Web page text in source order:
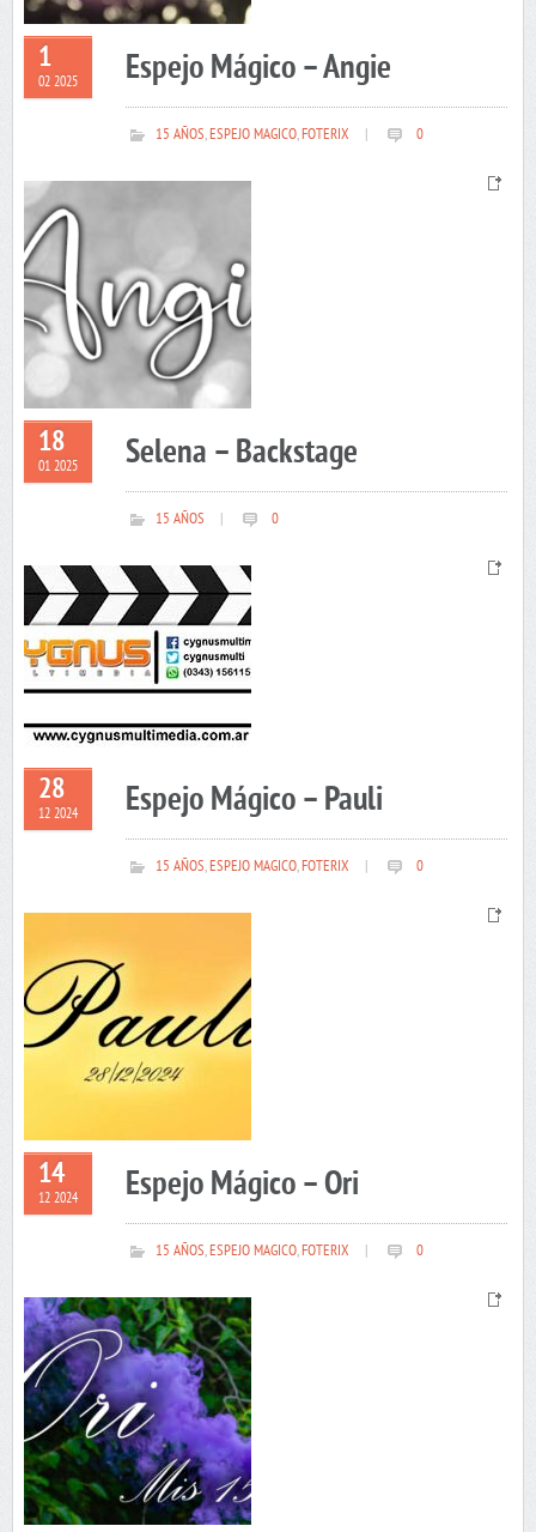
1
02 2025 Espejo Mágico – Angie
15 AÑOS,ESPEJO MAGICO,FOTERIX 0
18
01 2025 Selena – Backstage
15 AÑOS 0
28
12 2024 Espejo Mágico – Pauli
15 AÑOS,ESPEJO MAGICO,FOTERIX 0
14
12 2024 Espejo Mágico – Ori
15 AÑOS,ESPEJO MAGICO,FOTERIX 0